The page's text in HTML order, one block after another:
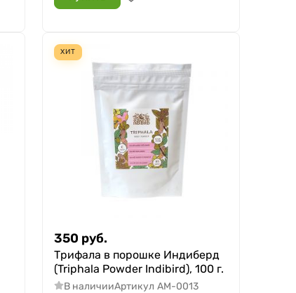
ХИТ
350 руб.
Трифала в порошке Индиберд
(Triphala Powder Indibird), 100 г.
В наличииАртикул AM-0013